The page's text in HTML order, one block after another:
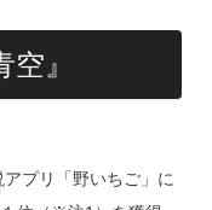
』
プリ「野いちご」に